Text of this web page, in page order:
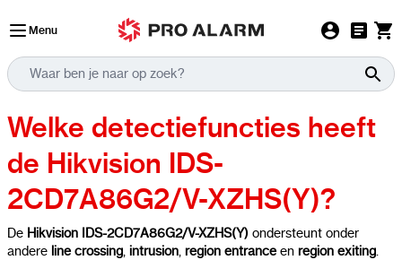
Menu
Welke detectiefuncties heeft
de Hikvision IDS-
2CD7A86G2/V-XZHS(Y)?
De Hikvision IDS-2CD7A86G2/V-XZHS(Y) ondersteunt onder
andere line crossing, intrusion, region entranceen region exiting.